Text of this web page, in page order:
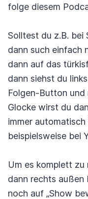
folge diesem
Solltest du z.B. bei
dann such einfach
dann auf das
dann siehst du
Folgen-Button
Glocke wirst du
immer
beispielsweise bei
Um es komplett zu
dann rechts außen
noch auf „Show